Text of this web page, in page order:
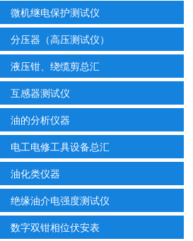
微机继电保护测试仪
分压器（高压测试仪）
液压钳、绕缆剪总汇
互感器测试仪
油的分析仪器
电工电修工具设备总汇
油化类仪器
绝缘油介电强度测试仪
数字双钳相位伏安表